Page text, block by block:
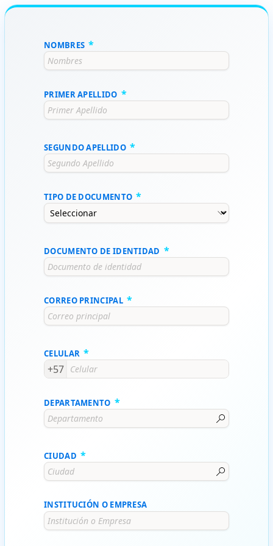
NOMBRES
PRIMER APELLIDO
SEGUNDO APELLIDO
TIPO DE DOCUMENTO
DOCUMENTO DE IDENTIDAD
CORREO PRINCIPAL
CELULAR
+57
DEPARTAMENTO
CIUDAD
INSTITUCIÓN O EMPRESA